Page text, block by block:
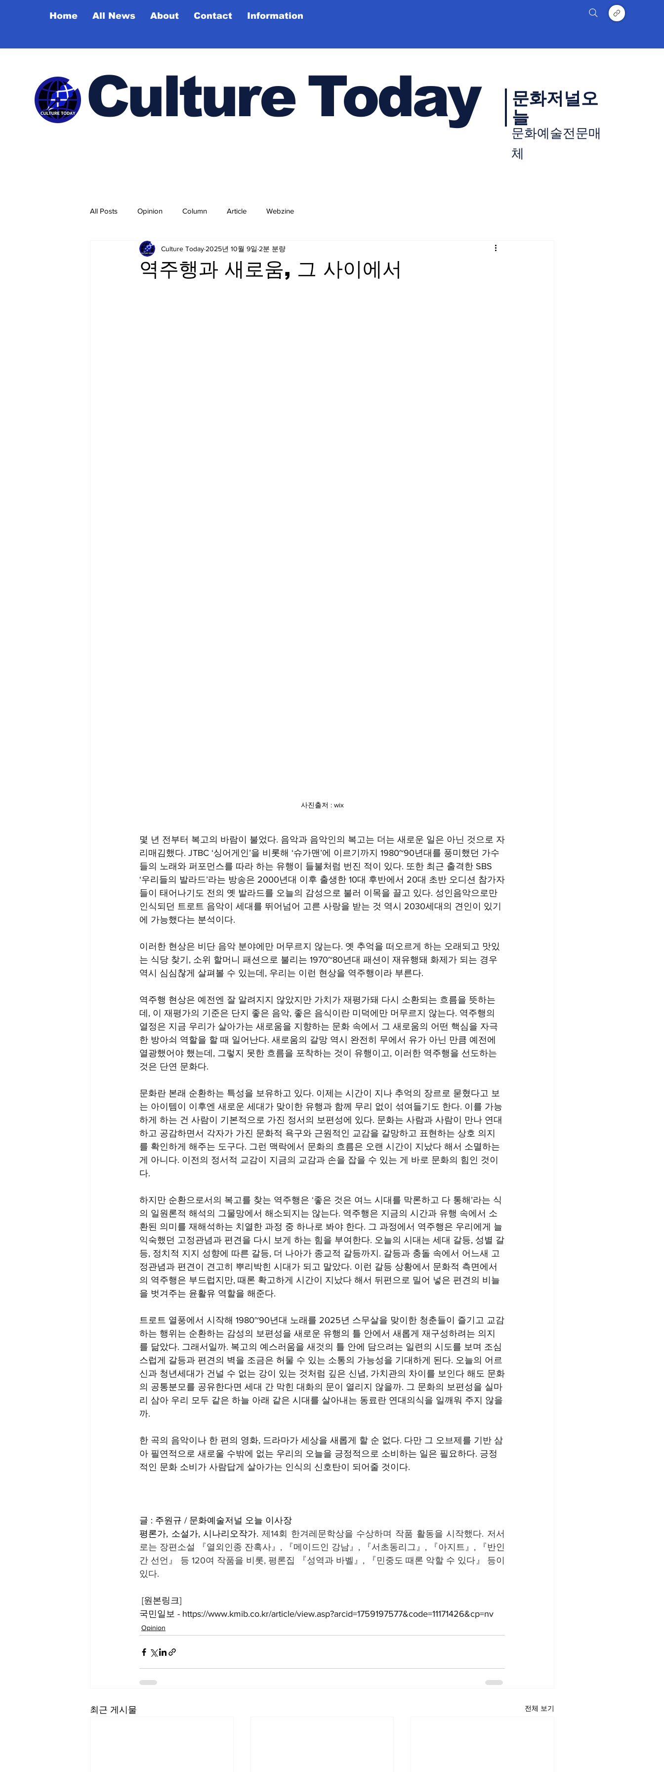
Home All News About Contact Information
Culture Today
문화저널오
늘
문화예술전문매
체
All Posts Opinion Column Article Webzine
역주행과 새로움, 그 사이에서
Culture Today 2025년 10월 9일 2분 분량
사진출저 : wix
몇 년 전부터 복고의 바람이 불었다. 음악과 음악인의 복고는 더는 새로운 일은 아닌 것으로 자
리매김했다. JTBC ‘싱어게인’을 비롯해 ‘슈가맨’에 이르기까지 1980~90년대를 풍미했던 가수
들의 노래와 퍼포먼스를 따라 하는 유행이 들불처럼 번진 적이 있다. 또한 최근 출격한 SBS
‘우리들의 발라드’라는 방송은 2000년대 이후 출생한 10대 후반에서 20대 초반 오디션 참가자
들이 태어나기도 전의 옛 발라드를 오늘의 감성으로 불러 이목을 끌고 있다. 성인음악으로만
인식되던 트로트 음악이 세대를 뛰어넘어 고른 사랑을 받는 것 역시 2030세대의 견인이 있기
에 가능했다는 분석이다.
이러한 현상은 비단 음악 분야에만 머무르지 않는다. 옛 추억을 떠오르게 하는 오래되고 맛있
는 식당 찾기, 소위 할머니 패션으로 불리는 1970~80년대 패션이 재유행돼 화제가 되는 경우
역시 심심찮게 살펴볼 수 있는데, 우리는 이런 현상을 역주행이라 부른다.
역주행 현상은 예전엔 잘 알려지지 않았지만 가치가 재평가돼 다시 소환되는 흐름을 뜻하는
데, 이 재평가의 기준은 단지 좋은 음악, 좋은 음식이란 미덕에만 머무르지 않는다. 역주행의
열정은 지금 우리가 살아가는 새로움을 지향하는 문화 속에서 그 새로움의 어떤 핵심을 자극
한 방아쇠 역할을 할 때 일어난다. 새로움의 갈망 역시 완전히 무에서 유가 아닌 만큼 예전에
열광했어야 했는데, 그렇지 못한 흐름을 포착하는 것이 유행이고, 이러한 역주행을 선도하는
것은 단연 문화다.
문화란 본래 순환하는 특성을 보유하고 있다. 이제는 시간이 지나 추억의 장르로 묻혔다고 보
는 아이템이 이후엔 새로운 세대가 맞이한 유행과 함께 무리 없이 섞여들기도 한다. 이를 가능
하게 하는 건 사람이 기본적으로 가진 정서의 보편성에 있다. 문화는 사람과 사람이 만나 연대
하고 공감하면서 각자가 가진 문화적 욕구와 근원적인 교감을 갈망하고 표현하는 상호 의지
를 확인하게 해주는 도구다. 그런 맥락에서 문화의 흐름은 오랜 시간이 지났다 해서 소멸하는
게 아니다. 이전의 정서적 교감이 지금의 교감과 손을 잡을 수 있는 게 바로 문화의 힘인 것이
다.
하지만 순환으로서의 복고를 찾는 역주행은 ‘좋은 것은 여느 시대를 막론하고 다 통해’라는 식
의 일원론적 해석의 그물망에서 해소되지는 않는다. 역주행은 지금의 시간과 유행 속에서 소
환된 의미를 재해석하는 치열한 과정 중 하나로 봐야 한다. 그 과정에서 역주행은 우리에게 늘
익숙했던 고정관념과 편견을 다시 보게 하는 힘을 부여한다. 오늘의 시대는 세대 갈등, 성별 갈
등, 정치적 지지 성향에 따른 갈등, 더 나아가 종교적 갈등까지. 갈등과 충돌 속에서 어느새 고
정관념과 편견이 견고히 뿌리박힌 시대가 되고 말았다. 이런 갈등 상황에서 문화적 측면에서
의 역주행은 부드럽지만, 때론 확고하게 시간이 지났다 해서 뒤편으로 밀어 넣은 편견의 비늘
을 벗겨주는 윤활유 역할을 해준다.
트로트 열풍에서 시작해 1980~90년대 노래를 2025년 스무살을 맞이한 청춘들이 즐기고 교감
하는 행위는 순환하는 감성의 보편성을 새로운 유행의 틀 안에서 새롭게 재구성하려는 의지
를 닮았다. 그래서일까. 복고의 예스러움을 새것의 틀 안에 담으려는 일련의 시도를 보며 조심
스럽게 갈등과 편견의 벽을 조금은 허물 수 있는 소통의 가능성을 기대하게 된다. 오늘의 어르
신과 청년세대가 건널 수 없는 강이 있는 것처럼 깊은 신념, 가치관의 차이를 보인다 해도 문화
의 공통분모를 공유한다면 세대 간 막힌 대화의 문이 열리지 않을까. 그 문화의 보편성을 실마
리 삼아 우리 모두 같은 하늘 아래 같은 시대를 살아내는 동료란 연대의식을 일깨워 주지 않을
까.
한 곡의 음악이나 한 편의 영화, 드라마가 세상을 새롭게 할 순 없다. 다만 그 오브제를 기반 삼
아 필연적으로 새로울 수밖에 없는 우리의 오늘을 긍정적으로 소비하는 일은 필요하다. 긍정
적인 문화 소비가 사람답게 살아가는 인식의 신호탄이 되어줄 것이다.
글 : 주원규 / 문화예술저널 오늘 이사장
평론가, 소설가, 시나리오작가. 제14회 한겨레문학상을 수상하며 작품 활동을 시작했다. 저서
로는 장편소설 『열외인종 잔혹사』, 『메이드인 강남』, 『서초동리그』, 『아지트』, 『반인
간 선언』 등 120여 작품을 비롯, 평론집 『성역과 바벨』, 『민중도 때론 악할 수 있다』 등이
있다.
[원본링크]
국민일보 - https://www.kmib.co.kr/article/view.asp?arcid=1759197577&code=11171426&cp=nv
Opinion
최근 게시물 전체 보기